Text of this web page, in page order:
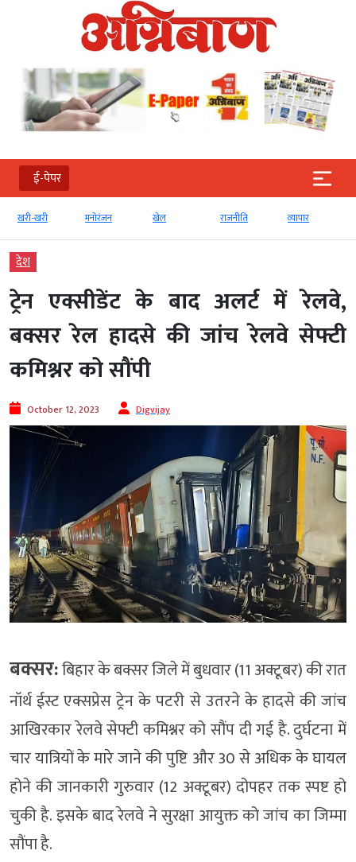
ई-पेपर
खरी-खरी मनोरंजन खेल राजनीति व्‍यापार
देश
ट्रेन एक्सीडेंट के बाद अलर्ट में रेलवे,
बक्सर रेल हादसे की जांच रेलवे सेफ्टी
कमिश्नर को सौंपी
October 12, 2023 Digvijay
बक्सर:बिहार के बक्सर जिले में बुधवार (11 अक्टूबर) की रात
नॉर्थ ईस्ट एक्सप्रेस ट्रेन के पटरी से उतरने के हादसे की जांच
आखिरकार रेलवे सेफ्टी कमिश्नर को सौंप दी गई है. दुर्घटना में
चार यात्रियों के मारे जाने की पुष्टि और 30 से अधिक के घायल
होने की जानकारी गुरुवार (12 अक्टूबर) दोपहर तक स्पष्ट हो
चुकी है. इसके बाद रेलवे ने सुरक्षा आयुक्त को जांच का जिम्मा
सौंपा है.